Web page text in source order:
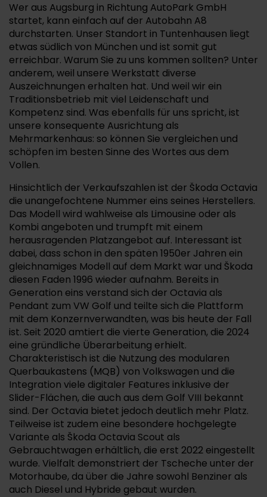
Wer aus Augsburg in Richtung AutoPark GmbH
startet, kann einfach auf der Autobahn A8
durchstarten. Unser Standort in Tuntenhausen liegt
etwas südlich von München und ist somit gut
erreichbar. Warum Sie zu uns kommen sollten? Unter
anderem, weil unsere Werkstatt diverse
Auszeichnungen erhalten hat. Und weil wir ein
Traditionsbetrieb mit viel Leidenschaft und
Kompetenz sind. Was ebenfalls für uns spricht, ist
unsere konsequente Ausrichtung als
Mehrmarkenhaus: so können Sie vergleichen und
schöpfen im besten Sinne des Wortes aus dem
Vollen.
Hinsichtlich der Verkaufszahlen ist der Škoda Octavia
die unangefochtene Nummer eins seines Herstellers.
Das Modell wird wahlweise als Limousine oder als
Kombi angeboten und trumpft mit einem
herausragenden Platzangebot auf. Interessant ist
dabei, dass schon in den späten 1950er Jahren ein
gleichnamiges Modell auf dem Markt war und Škoda
diesen Faden 1996 wieder aufnahm. Bereits in
Generation eins verstand sich der Octavia als
Pendant zum VW Golf und teilte sich die Plattform
mit dem Konzernverwandten, was bis heute der Fall
ist. Seit 2020 amtiert die vierte Generation, die 2024
eine gründliche Überarbeitung erhielt.
Charakteristisch ist die Nutzung des modularen
Querbaukastens (MQB) von Volkswagen und die
Integration viele digitaler Features inklusive der
Slider-Flächen, die auch aus dem Golf VIII bekannt
sind. Der Octavia bietet jedoch deutlich mehr Platz.
Teilweise ist zudem eine besondere hochgelegte
Variante als Škoda Octavia Scout als
Gebrauchtwagen erhältlich, die erst 2022 eingestellt
wurde. Vielfalt demonstriert der Tscheche unter der
Motorhaube, da über die Jahre sowohl Benziner als
auch Diesel und Hybride gebaut wurden.